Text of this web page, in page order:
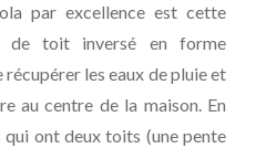
par excellence est cette
de toit inversé en forme
les eaux de pluie et
au centre de la maison. En
ont deux toits (une pente